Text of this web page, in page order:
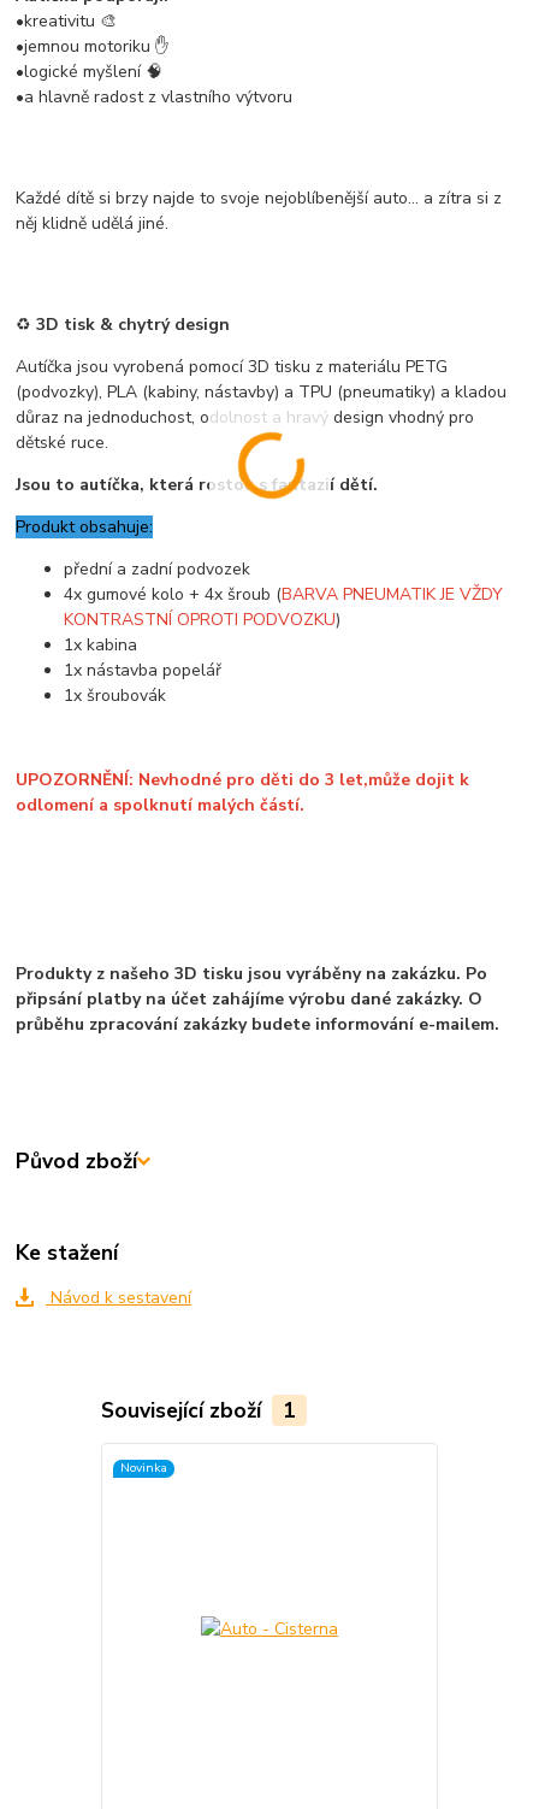
•kreativitu 🎨
•jemnou motoriku ✋
•logické myšlení 🧠
•a hlavně radost z vlastního výtvoru
Každé dítě si brzy najde to svoje nejoblíbenější auto… a zítra si z
něj klidně udělá jiné.
♻️3D tisk & chytrý design
Autíčka jsou vyrobená pomocí 3D tisku z materiálu PETG
(podvozky), PLA (kabiny, nástavby) a TPU (pneumatiky) a kladou
důraz na jednoduchost, odolnost a hravý design vhodný pro
dětské ruce.
Jsou to autíčka, která rostou s fantazií dětí.
Produkt obsahuje:
přední a zadní podvozek
4x gumové kolo + 4x šroub (BARVA PNEUMATIK JE VŽDY
KONTRASTNÍ OPROTI PODVOZKU)
1x kabina
1x nástavba popelář
1x šroubovák
UPOZORNĚNÍ: Nevhodné pro děti do 3 let,může dojit k
odlomení a spolknutí malých částí.
Produkty z našeho 3D tisku jsou vyráběny na zakázku. Po
připsání platby na účet zahájíme výrobu dané zakázky. O
průběhu zpracování zakázky budete informování e-mailem.
Původ zboží
Ke stažení
Návod k sestavení
Související zboží 1
Novinka